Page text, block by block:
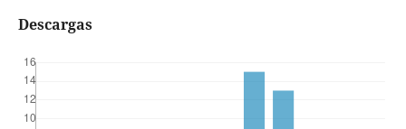
Descargas